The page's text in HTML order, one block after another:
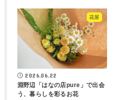
花屋
2026.06.22
淵野辺「はなの店pure」で出会
う、暮らしを彩るお花